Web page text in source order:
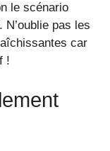
le scénario
N’oublie pas les
car
!